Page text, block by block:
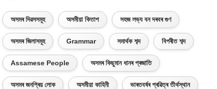
অসমৰ দিৱসসমূহ অসমীয়া কিতাপ সহজ লভ্য বন দৰবৰ গুণ
অসমৰ জিলাসমূহ Grammar সমাৰ্থক শব্দ বিপৰীত শব্দ
Assamese People অসমৰ কিছুমান ধানৰ প্ৰজাতি
অসমৰ জনপ্ৰিয় লোক অসমীয়া কাহিনী ভাৰতবৰ্ষৰ প্ৰৱিত্ৰ তীৰ্থস্থান